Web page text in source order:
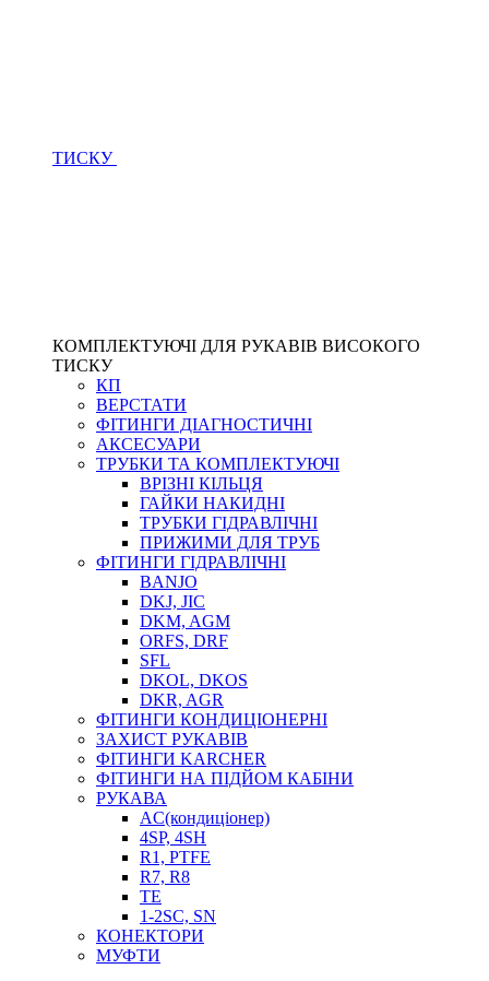
ТИСКУ
КОМПЛЕКТУЮЧІ ДЛЯ РУКАВІВ ВИСОКОГО
ТИСКУ
КП
ВЕРСТАТИ
ФІТИНГИ ДІАГНОСТИЧНІ
АКСЕСУАРИ
ТРУБКИ ТА КОМПЛЕКТУЮЧІ
ВРІЗНІ КІЛЬЦЯ
ГАЙКИ НАКИДНІ
ТРУБКИ ГІДРАВЛІЧНІ
ПРИЖИМИ ДЛЯ ТРУБ
ФІТИНГИ ГІДРАВЛІЧНІ
BANJO
DKJ, JIC
DKM, AGM
ORFS, DRF
SFL
DKOL, DKOS
DKR, AGR
ФІТИНГИ КОНДИЦІОНЕРНІ
ЗАХИСТ РУКАВІВ
ФІТИНГИ KARCHER
ФІТИНГИ НА ПІДЙОМ КАБІНИ
РУКАВА
AC(кондиціонер)
4SP, 4SH
R1, PTFE
R7, R8
TE
1-2SC, SN
КОНЕКТОРИ
МУФТИ